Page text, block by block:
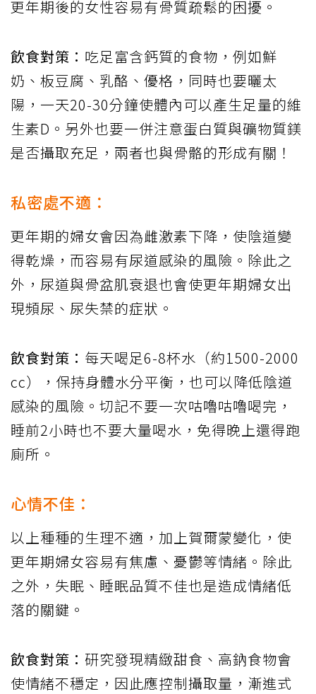
更年期後的女性容易有骨質疏鬆的困擾。
飲食對策： 吃足富含鈣質的食物，例如鮮
奶、板豆腐、乳酪、優格，同時也要曬太
陽，一天20-30分鐘使體內可以產生足量的維
生素D。另外也要一併注意蛋白質與礦物質鎂
是否攝取充足，兩者也與骨骼的形成有關！
私密處不適：
更年期的婦女會因為雌激素下降，使陰道變
得乾燥，而容易有尿道感染的風險。除此之
外，尿道與骨盆肌衰退也會使更年期婦女出
現頻尿、尿失禁的症狀。
飲食對策： 每天喝足6-8杯水（約1500-2000
cc），保持身體水分平衡，也可以降低陰道
感染的風險。切記不要一次咕嚕咕嚕喝完，
睡前2小時也不要大量喝水，免得晚上還得跑
廁所。
心情不佳：
以上種種的生理不適，加上賀爾蒙變化，使
更年期婦女容易有焦慮、憂鬱等情緒。除此
之外，失眠、睡眠品質不佳也是造成情緒低
落的關鍵。
飲食對策： 研究發現精緻甜食、高鈉食物會
使情緒不穩定，因此應控制攝取量，漸進式